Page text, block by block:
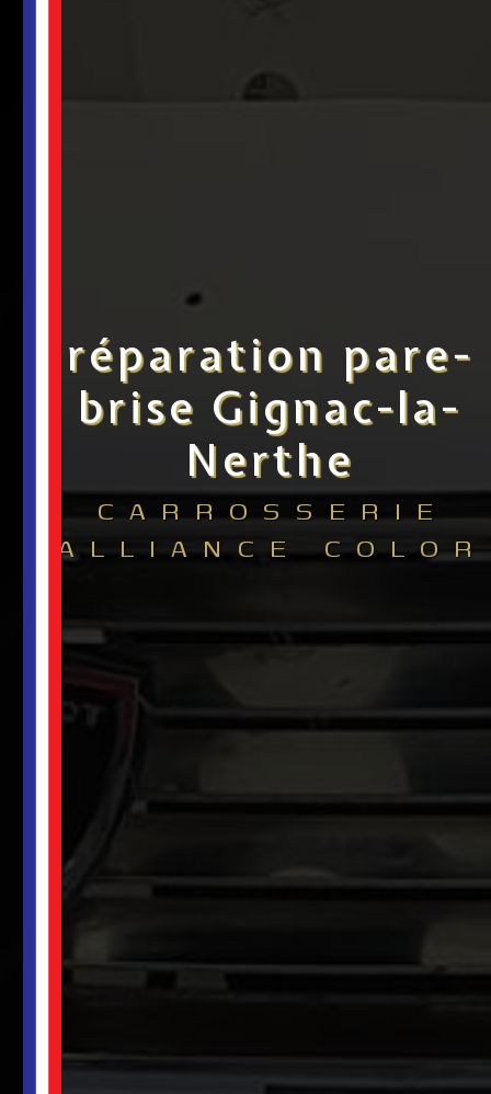
réparation pare-
brise Gignac-la-
Nerthe
CARROSSERIE
ALLIANCE COLOR